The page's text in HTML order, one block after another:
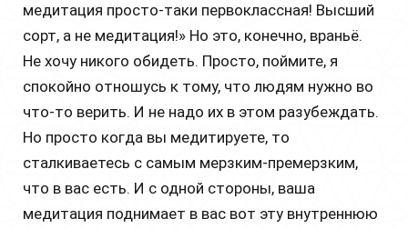
медитация просто-таки первоклассная! Высший
сорт, а не медитация!» Но это, конечно, враньё.
Не хочу никого обидеть. Просто, поймите, я
спокойно отношусь к тому, что людям нужно во
что-то верить. И не надо их в этом разубеждать.
Но просто когда вы медитируете, то
сталкиваетесь с самым мерзким-премерзким,
что в вас есть. И с одной стороны, ваша
медитация поднимает в вас вот эту внутреннюю